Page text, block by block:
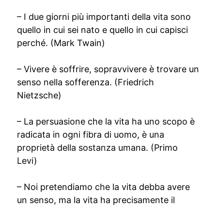
– I due giorni più importanti della vita sono
quello in cui sei nato e quello in cui capisci
perché. (Mark Twain)
– Vivere è soffrire, sopravvivere è trovare un
senso nella sofferenza. (Friedrich
Nietzsche)
– La persuasione che la vita ha uno scopo è
radicata in ogni fibra di uomo, è una
proprietà della sostanza umana. (Primo
Levi)
– Noi pretendiamo che la vita debba avere
un senso, ma la vita ha precisamente il